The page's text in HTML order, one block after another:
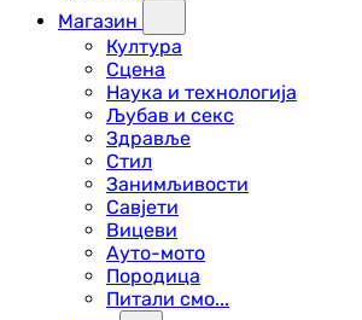
Магазин
Култура
Сцена
Наука и технологија
Љубав и секс
Здравље
Стил
Занимљивости
Савјети
Вицеви
Ауто-мото
Породица
Питали смо...